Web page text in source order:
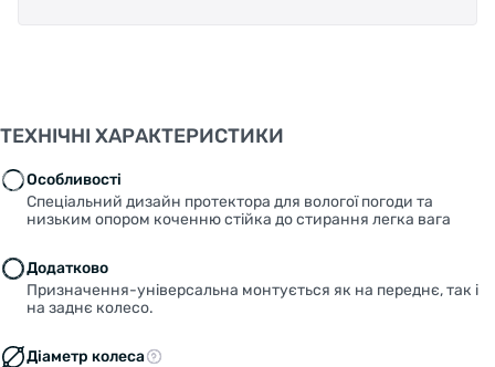
ТЕХНІЧНІ ХАРАКТЕРИСТИКИ
Особливості
Спеціальний дизайн протектора для вологої погоди та
низьким опором коченню стійка до стирання легка вага
Додатково
Призначення-універсальна монтується як на переднє, так і
на заднє колесо.
Діаметр колеса